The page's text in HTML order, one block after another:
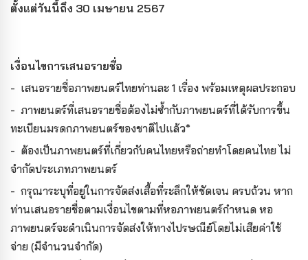
ตั้งแต่วันนี้ถึง 30 เมษายน 2567
เงื่อนไขการเสนอรายชื่อ
- เสนอรายชื่อภาพยนตร์ไทยท่านละ 1 เรื่อง พร้อมเหตุผลประกอบ
- ภาพยนตร์ที่เสนอรายชื่อต้องไม่ซ้ำกับภาพยนตร์ที่ได้รับการขึ้น
ทะเบียนมรดกภาพยนตร์ของชาติไปแล้ว*
- ต้องเป็นภาพยนตร์ที่เกี่ยวกับคนไทยหรือถ่ายทำโดยคนไทย ไม่
จำกัดประเภทภาพยนตร์
- กรุณาระบุที่อยู่ในการจัดส่งเสื้อที่ระลึกให้ชัดเจน ครบถ้วน หาก
ท่านเสนอรายชื่อตามเงื่อนไขตามที่หอภาพยนตร์กำหนด หอ
ภาพยนตร์จะดำเนินการจัดส่งให้ทางไปรษณีย์โดยไม่เสียค่าใช้
จ่าย (มีจำนวนจำกัด)